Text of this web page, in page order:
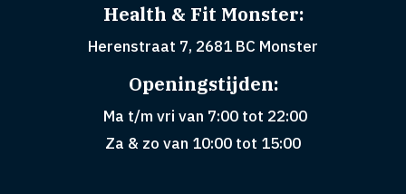
Health & Fit Monster:
Herenstraat 7, 2681 BC Monster
Openingstijden:
Ma t/m vri van 7:00 tot 22:00
Za & zo van 10:00 tot 15:00